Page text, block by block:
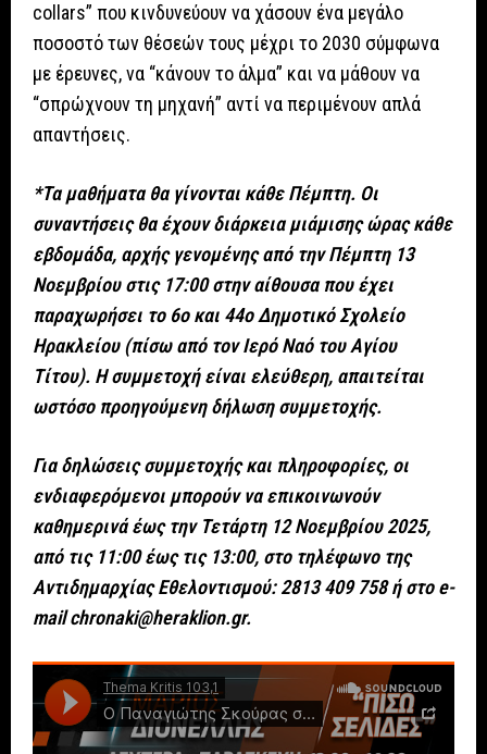
collars” που κινδυνεύουν να χάσουν ένα μεγάλο
ποσοστό των θέσεών τους μέχρι το 2030 σύμφωνα
με έρευνες, να “κάνουν το άλμα” και να μάθουν να
“σπρώχνουν τη μηχανή” αντί να περιμένουν απλά
απαντήσεις.
*Τα μαθήματα θα γίνονται κάθε Πέμπτη. Οι
συναντήσεις θα έχουν διάρκεια μιάμισης ώρας κάθε
εβδομάδα, αρχής γενομένης από την Πέμπτη 13
Νοεμβρίου στις 17:00 στην αίθουσα που έχει
παραχωρήσει το 6ο και 44ο Δημοτικό Σχολείο
Ηρακλείου (πίσω από τον Ιερό Ναό του Αγίου
Τίτου). Η συμμετοχή είναι ελεύθερη, απαιτείται
ωστόσο προηγούμενη δήλωση συμμετοχής.
Για δηλώσεις συμμετοχής και πληροφορίες, οι
ενδιαφερόμενοι μπορούν να επικοινωνούν
καθημερινά έως την Τετάρτη 12 Νοεμβρίου 2025,
από τις 11:00 έως τις 13:00, στο τηλέφωνο της
Αντιδημαρχίας Εθελοντισμού: 2813 409 758 ή στο e-
mail chronaki@heraklion.gr.